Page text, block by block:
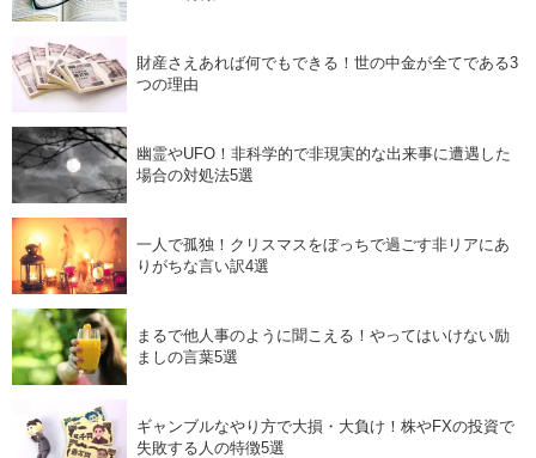
財産さえあれば何でもできる！世の中金が全てである3
つの理由
幽霊やUFO！非科学的で非現実的な出来事に遭遇した
場合の対処法5選
一人で孤独！クリスマスをぼっちで過ごす非リアにあ
りがちな言い訳4選
まるで他人事のように聞こえる！やってはいけない励
ましの言葉5選
ギャンブルなやり方で大損・大負け！株やFXの投資で
失敗する人の特徴5選